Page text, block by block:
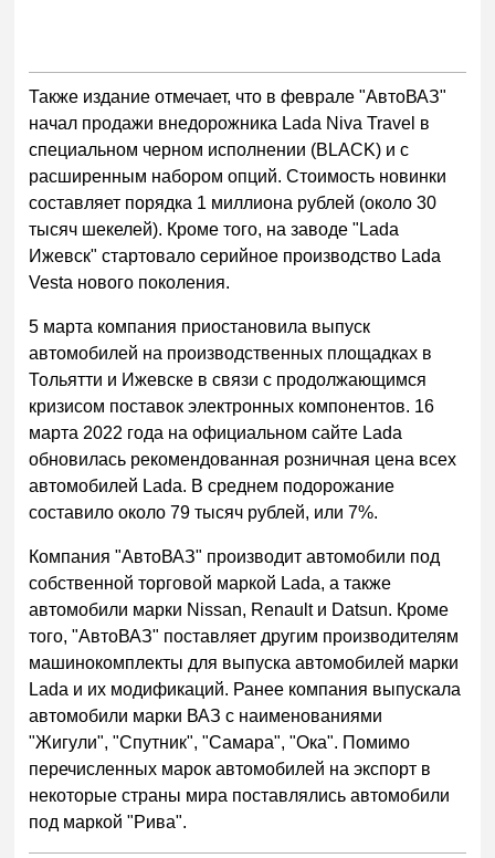
Также издание отмечает, что в феврале "АвтоВАЗ"
начал продажи внедорожника Lada Niva Travel в
специальном черном исполнении (BLACK) и c
расширенным набором опций. Стоимость новинки
составляет порядка 1 миллиона рублей (около 30
тысяч шекелей). Кроме того, на заводе "Lada
Ижевск" стартовало серийное производство Lada
Vesta нового поколения.
5 марта компания приостановила выпуск
автомобилей на производственных площадках в
Тольятти и Ижевске в связи с продолжающимся
кризисом поставок электронных компонентов. 16
марта 2022 года на официальном сайте Lada
обновилась рекомендованная розничная цена всех
автомобилей Lada. В среднем подорожание
составило около 79 тысяч рублей, или 7%.
Компания "АвтоВАЗ" производит автомобили под
собственной торговой маркой Lada, а также
автомобили марки Nissan, Renault и Datsun. Кроме
того, "АвтоВАЗ" поставляет другим производителям
машинокомплекты для выпуска автомобилей марки
Lada и их модификаций. Ранее компания выпускала
автомобили марки ВАЗ с наименованиями
"Жигули", "Спутник", "Самара", "Ока". Помимо
перечисленных марок автомобилей на экспорт в
некоторые страны мира поставлялись автомобили
под маркой "Рива".